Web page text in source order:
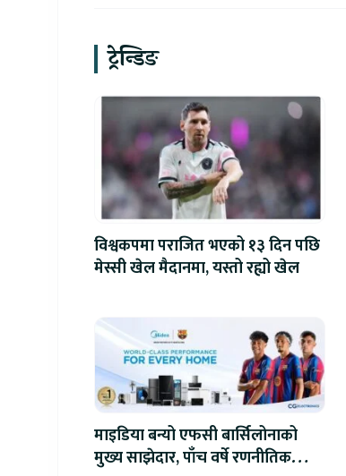
ट्रेन्डिङ
विश्वकपमा पराजित भएको १३ दिन पछि
मेस्सी खेल मैदानमा, यस्तो रह्यो खेल
माइडिया बन्यो एफसी बार्सिलोनाको
मुख्य साझेदार, पाँच वर्षे रणनीतिक